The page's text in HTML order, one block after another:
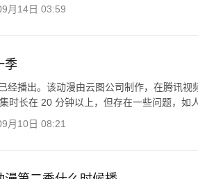
月14日 03:59
季
经播出。该动漫由云图公司制作，在腾讯
时长在 20 分钟以上，但存在一些问题，如
月10日 08:21